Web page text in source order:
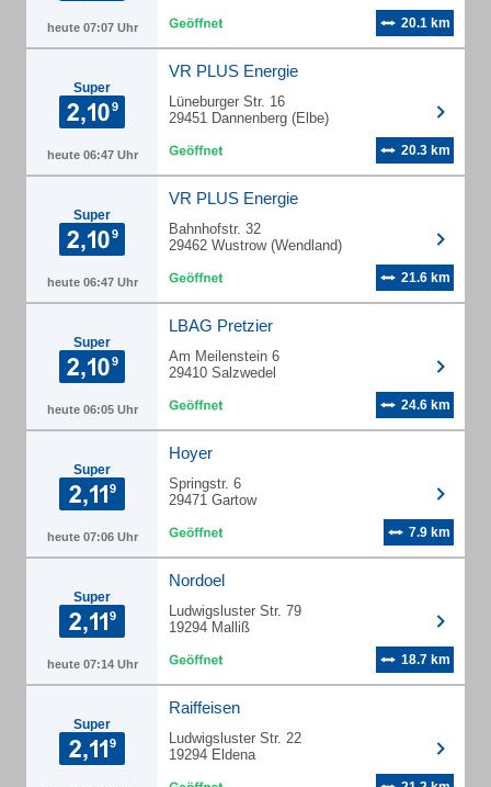
heute 07:07 Uhr 20.1 km
Super
heute 06:47 Uhr
VR PLUS Energie
Lüneburger Str. 16
29451 Dannenberg (Elbe)
20.3 km
Super
heute 06:47 Uhr
VR PLUS Energie
Bahnhofstr. 32
29462 Wustrow (Wendland)
21.6 km
Super
heute 06:05 Uhr
LBAG Pretzier
Am Meilenstein 6
29410 Salzwedel
24.6 km
Super
heute 07:06 Uhr
Hoyer
Springstr. 6
29471 Gartow
7.9 km
Super
heute 07:14 Uhr
Nordoel
Ludwigsluster Str. 79
19294 Malliß
18.7 km
Super
Raiffeisen
Ludwigsluster Str. 22
19294 Eldena